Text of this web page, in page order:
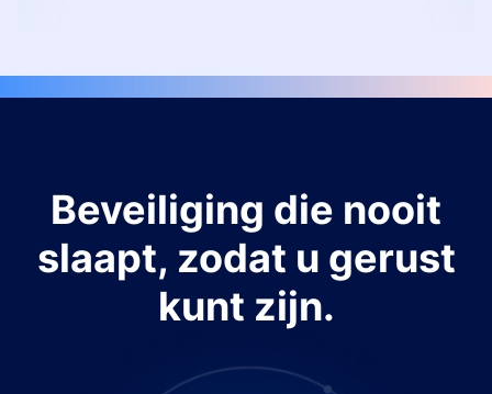
Beveiliging die nooit
slaapt, zodat u gerust
kunt zijn.